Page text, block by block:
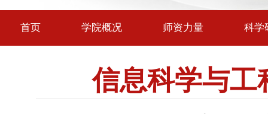
首页 学院概况 师资力量 科学
信息科学与工